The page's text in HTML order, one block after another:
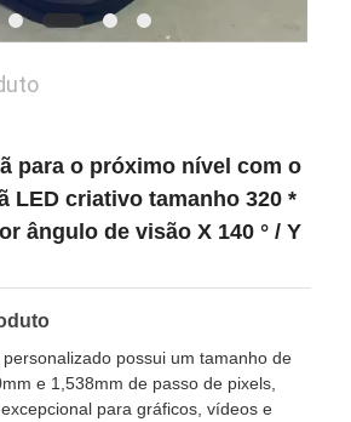
para o próximo nível com o
LED criativo tamanho 320 *
ângulo de visão X 140 ° / Y
possui um tamanho de
e 1,538mm de passo de pixels,
para gráficos, vídeos e